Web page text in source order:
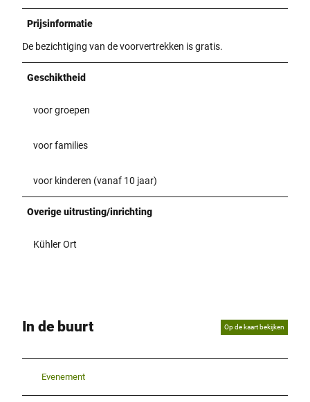
Prijsinformatie
De bezichtiging van de voorvertrekken is gratis.
Geschiktheid
voor groepen
voor families
voor kinderen (vanaf 10 jaar)
Overige uitrusting/inrichting
Kühler Ort
In de buurt Op de kaart bekijken
Evenement